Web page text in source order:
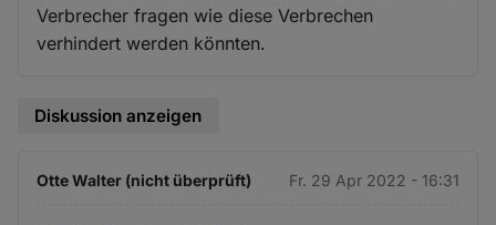
Verbrecher fragen wie diese Verbrechen
verhindert werden könnten.
Diskussion anzeigen
Otte Walter (nicht überprüft) Fr. 29 Apr 2022 - 16:31